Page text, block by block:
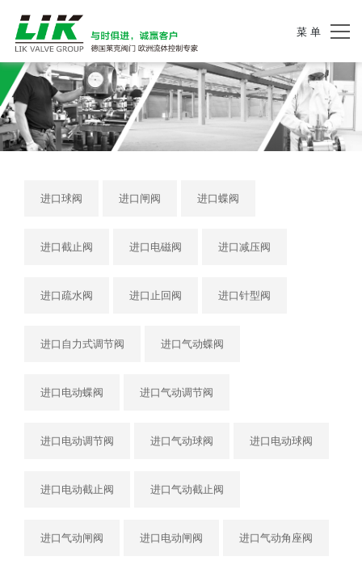
菜 单
进口球阀 进口闸阀 进口蝶阀
进口截止阀 进口电磁阀 进口减压阀
进口疏水阀 进口止回阀 进口针型阀
进口自力式调节阀 进口气动蝶阀
进口电动蝶阀 进口气动调节阀
进口电动调节阀 进口气动球阀 进口电动球阀
进口电动截止阀 进口气动截止阀
进口气动闸阀 进口电动闸阀 进口气动角座阀